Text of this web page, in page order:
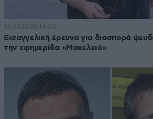
14·03·2020 14:00
Εισαγγελική έρευνα για διασπορά
την εφημερίδα «Μακελειό»